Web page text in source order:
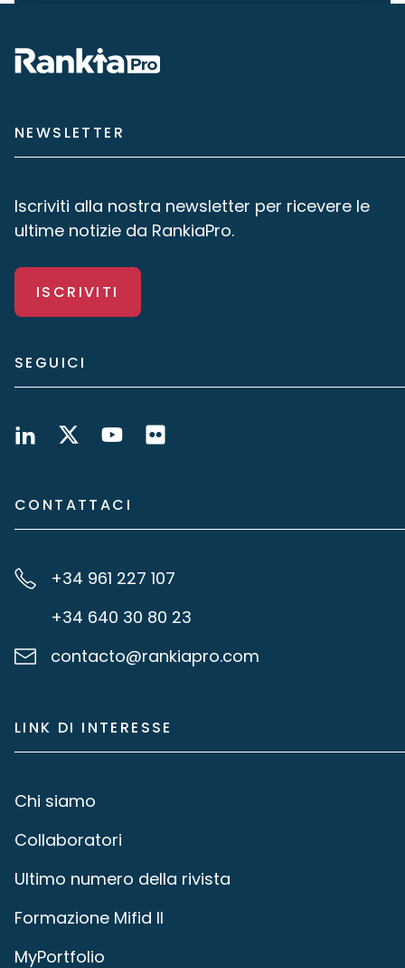
NEWSLETTER
Iscriviti alla nostra newsletter per ricevere le
ultime notizie da RankiaPro.
ISCRIVITI
SEGUICI
CONTATTACI
+34 961 227 107
+34 640 30 80 23
contacto@rankiapro.com
LINK DI INTERESSE
Chi siamo
Collaboratori
Ultimo numero della rivista
Formazione Mifid II
MyPortfolio